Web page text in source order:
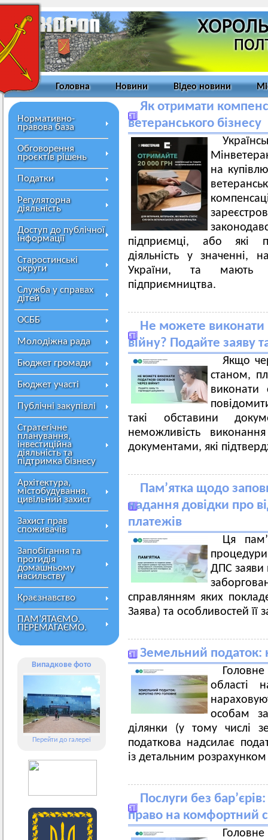
Головна Новини Відео новини
Нормативно-
правова база
Обговорення
проєктів рішень
Податки
Регуляторна
діяльність
Доступ до публічної
інформації
Старостинські
округи
Служба у справах
дітей
ОСББ
Молодіжна рада
Бюджет громади
Бюджет участі
Публічні закупівлі
Стратегічне
планування,
інвестиційна
діяльність та
підтримка бізнесу
Архітектура,
містобудування,
цивільний захист
Захист прав
споживачів
Запобігання та
протидія
домашньому
насильству
Краєзнавство
ПАМ’ЯТАЄМО.
ПЕРЕМАГАЄМО.
Випадкове фото
Перейти до галереї
Як отримати
ветеранського бізнесу
на
підприємці, або які
діяльність у значенні,
України, та мають
підприємництва.
Не можете виконати
війну? Подайте заяву
Якщо
станом,
виконати
такі обставини
неможливість
документами, які
Пам’ятка щодо
надання довідки про
платежів
Ця
ДПС заяви
справлянням яких
Заява) та особливостей її
Земельний податок:
області
особам
ділянки (у тому числі
податкова надсилає
із детальним
Послуги без
право на комфортний